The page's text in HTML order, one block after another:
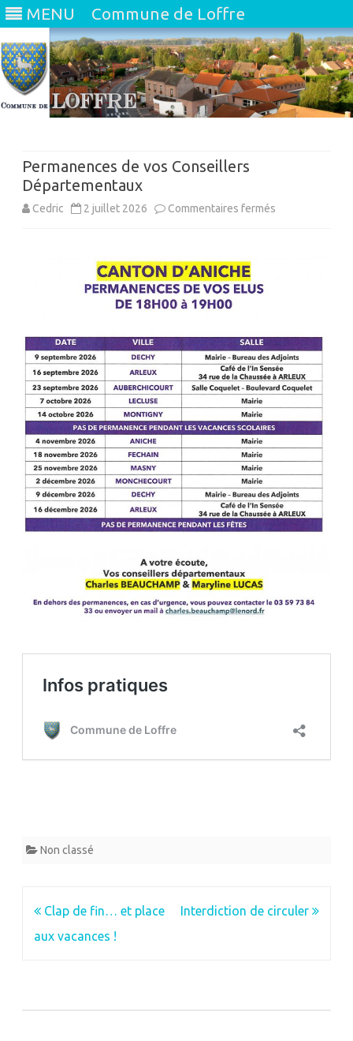
MENU Commune de Loffre
Permanences de vos Conseillers
Départementaux
Cedric 2 juillet 2026 Commentaires fermés
Non classé
Navigation
de
Clap de fin… et place
aux vacances !
Interdiction de circuler